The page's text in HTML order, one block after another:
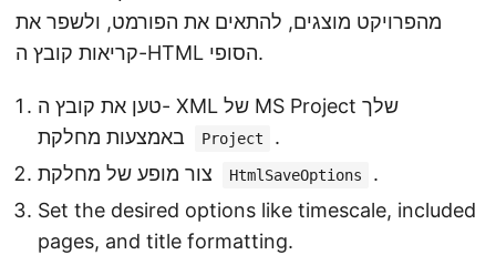
מהפרויקט מוצגים, להתאים את הפורמט, ולשפר את
קריאות קובץ ה-HTML הסופי.
טען את קובץ ה- XML של MS Project שלך
Project
.
HtmlSaveOptions
.
Set the desired options like timescale, included
pages, and title formatting.